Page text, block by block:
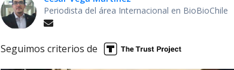
Periodista del área Internacional en BioBioChile
Seguimos criterios de